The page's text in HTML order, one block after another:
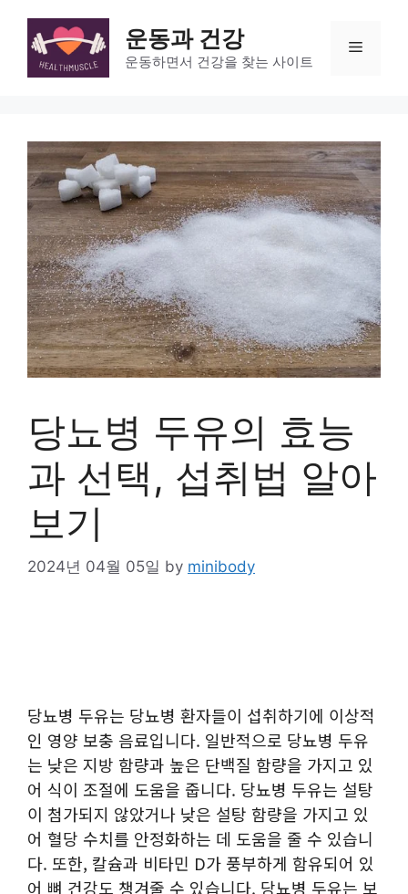
content
운동과 건강
운동하면서 건강을 찾는 사이트
Menu
당뇨병 두유의 효능
과 선택, 섭취법 알아
보기
2024년 04월 05일 by minibody
당뇨병 두유는 당뇨병 환자들이 섭취하기에 이상적
인 영양 보충 음료입니다. 일반적으로 당뇨병 두유
는 낮은 지방 함량과 높은 단백질 함량을 가지고 있
어 식이 조절에 도움을 줍니다. 당뇨병 두유는 설탕
이 첨가되지 않았거나 낮은 설탕 함량을 가지고 있
어 혈당 수치를 안정화하는 데 도움을 줄 수 있습니
다. 또한, 칼슘과 비타민 D가 풍부하게 함유되어 있
어 뼈 건강도 챙겨줄 수 있습니다. 당뇨병 두유는 보